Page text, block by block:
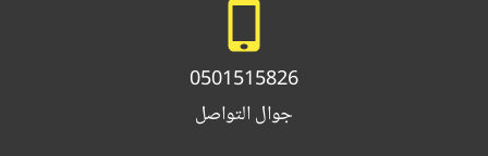
0501515826
جوال التواصل